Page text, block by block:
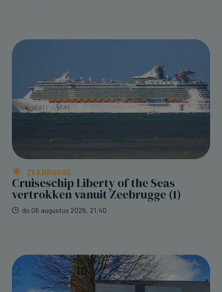
ZEEBRUGGE
Cruiseschip Liberty of the Seas
vertrokken vanuit Zeebrugge (1)
do 06 augustus 2026, 21:40